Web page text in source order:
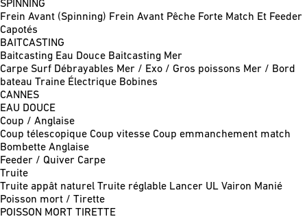
SPINNING
Frein Avant (Spinning) Frein Avant Pêche Forte Match Et Feeder
Capotés
BAITCASTING
Baitcasting Eau Douce Baitcasting Mer
Carpe Surf Débrayables Mer / Exo / Gros poissons Mer / Bord
bateau Traine Électrique Bobines
CANNES
EAU DOUCE
Coup / Anglaise
Coup télescopique Coup vitesse Coup emmanchement match
Bombette Anglaise
Feeder / Quiver Carpe
Truite
Truite appât naturel Truite réglable Lancer UL Vairon Manié
Poisson mort / Tirette
POISSON MORT TIRETTE